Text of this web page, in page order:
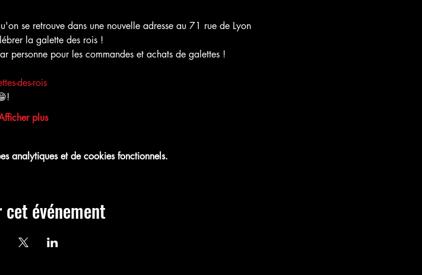
se retrouve dans une nouvelle adresse au 71 rue de Lyon
la galette des rois !
personne pour les commandes et achats de galettes !
des-rois
plus
analytiques et de cookies fonctionnels.
événement